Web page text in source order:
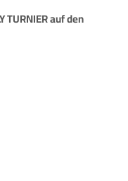
TURNIER auf den